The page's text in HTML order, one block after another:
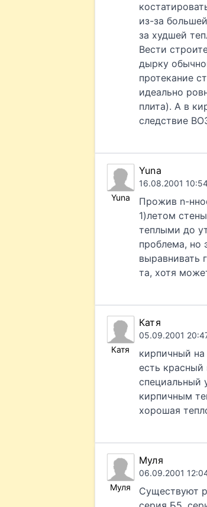
из-за
за худшей
Вести
дырку
протекание
идеально
плита). А в
следствие
Yuna
Yuna
16.08.2001
Прожив n-
1)летом
теплыми до
проблема, но
выравнивать
та, хотя
Катя
Катя
05.09.2001
кирпичный
есть
специальный
кирпичным
хорошая
Муля
Муля
06.09.2001
Существуют